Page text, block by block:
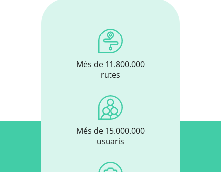
Més de 11.800.000
rutes
Més de 15.000.000
usuaris